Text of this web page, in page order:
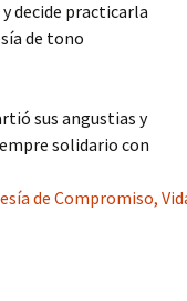
decide practicarla
de tono
sus angustias y
solidario con
de Compromiso,